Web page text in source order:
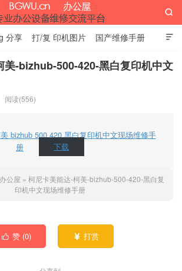
办公屋

分享 打/复 印机图片 国产维修手册
网址大全 办公设备网页名片 留言板

美-bizhub-500-420-黑白复印机中文
阅读(556)
bizhub 500 420 黑白复印机中文现场维修手
册
下载
办公屋 » 柯尼卡美能达-柯美-bizhub-500-420-黑白复
印机中文现场维修手册
 赞 (0)  打赏